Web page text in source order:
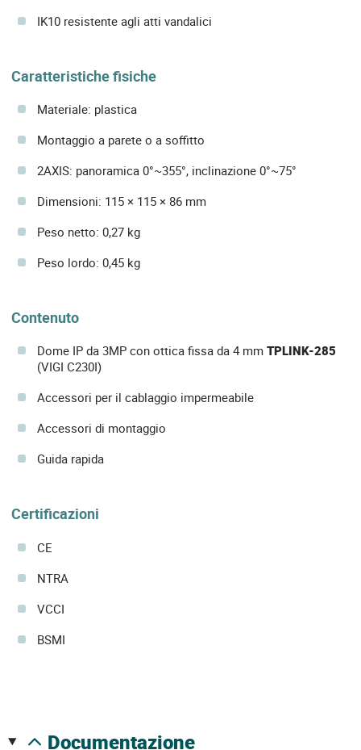
IK10 resistente agli atti vandalici
Caratteristiche fisiche
Materiale: plastica
Montaggio a parete o a soffitto
2AXIS: panoramica 0°~355°, inclinazione 0°~75°
Dimensioni: 115 × 115 × 86 mm
Peso netto: 0,27 kg
Peso lordo: 0,45 kg
Contenuto
Dome IP da 3MP con ottica fissa da 4 mm TPLINK-285
(VIGI C230I)
Accessori per il cablaggio impermeabile
Accessori di montaggio
Guida rapida
Certificazioni
CE
NTRA
VCCI
BSMI
documentazione